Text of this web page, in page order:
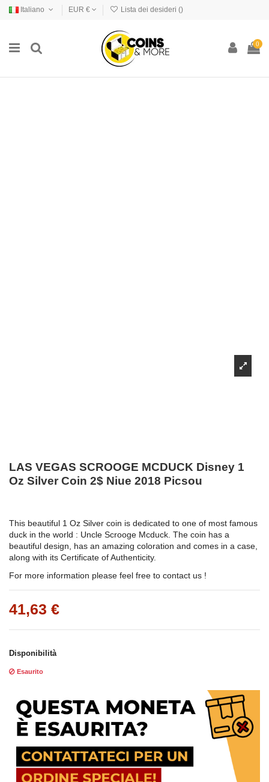
Italiano EUR € Lista dei desideri ()
0
LAS VEGAS SCROOGE MCDUCK Disney 1
Oz Silver Coin 2$ Niue 2018 Picsou
This beautiful 1 Oz Silver coin is dedicated to one of most famous
duck in the world : Uncle Scrooge Mcduck. The coin has a
beautiful design, has an amazing coloration and comes in a case,
along with its Certificate of Authenticity.
For more information please feel free to contact us !
41,63 €
Disponibilità
Esaurito